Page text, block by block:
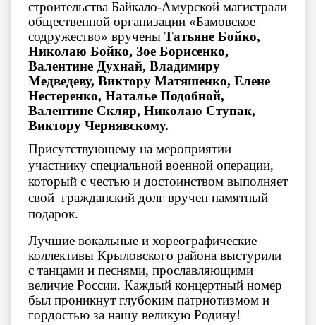
строительства Байкало-Амурской магистрали
общественной организации «Бамовское
содружество» вручены Татьяне Бойко,
Николаю Бойко, Зое Борисенко,
Валентине Духнай, Владимиру
Медведеву, Виктору Матяшенко, Елене
Нестеренко, Наталье Подобной,
Валентине Скляр, Николаю Ступак,
Виктору Чернявскому.
Присутствующему на мероприятии
участнику специальной военной операции,
который с честью и достоинством выполняет
свой гражданский долг вручен памятный
подарок.
Лучшие вокальные и хореографические
коллективы Крыловского района выстурили
с танцами и песнями, прославляющими
величие России. Каждый концертный номер
был проникнут глубоким патриотизмом и
гордостью за нашу великую Родину!